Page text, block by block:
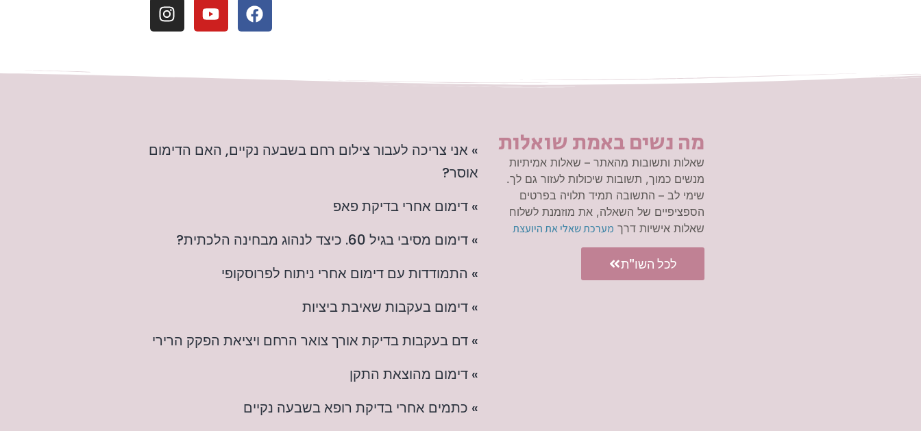
» אני צריכה לעבור צילום רחם בשבעה נקיים, האם הדימום
אוסר?
» דימום אחרי בדיקת פאפ
» דימום מסיבי בגיל 60. כיצד לנהוג מבחינה הלכתית?
» התמודדות עם דימום אחרי ניתוח לפרוסקופי
» דימום בעקבות שאיבת ביציות
» דם בעקבות בדיקת אורך צואר הרחם ויציאת הפקק הרירי
» דימום מהוצאת התקן
» כתמים אחרי בדיקת רופא בשבעה נקיים
מה נשים באמת שואלות
שאלות ותשובות מהאתר – שאלות אמיתיות
מנשים כמוך, תשובות שיכולות לעזור גם לך.
שימי לב – התשובה תמיד תלויה בפרטים
הספציפיים של השאלה, את מוזמנת לשלוח
שאלות אישיות דרך מערכת שאלי את היועצת
לכל השו"ת